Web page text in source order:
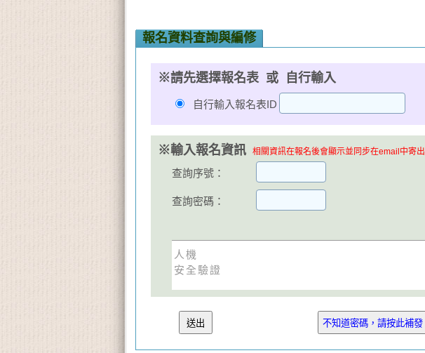
報名資料查詢與編修
※請先選擇報名表 或 自行輸入
自行輸入報名表ID
※輸入報名資訊 相關資訊在報名後會顯示並同步在email中寄出
查詢序號：
查詢密碼：
人機
安全驗證